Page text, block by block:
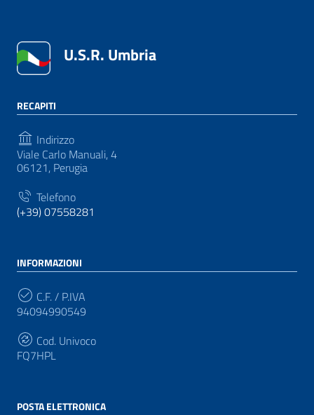
U.S.R. Umbria
RECAPITI
Indirizzo
Viale Carlo Manuali, 4
06121, Perugia
Telefono
(+39) 07558281
INFORMAZIONI
C.F. / P.IVA
94094990549
Cod. Univoco
FQ7HPL
POSTA ELETTRONICA